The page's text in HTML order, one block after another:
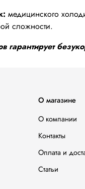
медицинского
сложности.
О магазине
О компании
Контакты
Оплата и
Статьи